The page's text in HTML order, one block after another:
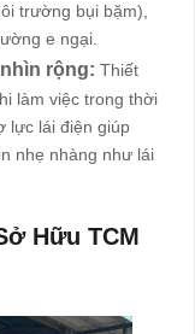
trường bụi bặm),
e ngại.
rộng: Thiết
làm việc trong thời
lực lái điện giúp
nhẹ nhàng như lái
Hữu TCM